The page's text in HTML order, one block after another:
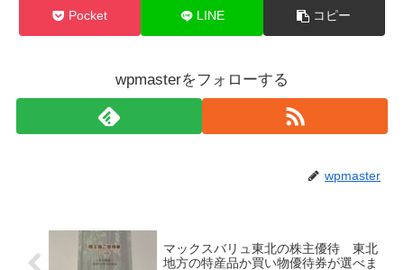
Pocket LINE コピー
wpmasterをフォローする
wpmaster
マックスバリュ東北の株主優待 東北
地方の特産品か買い物優待券が選べま